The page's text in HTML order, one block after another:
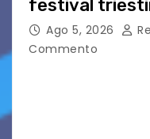
festival
Springsteen
Ago 5, 2026
Commento